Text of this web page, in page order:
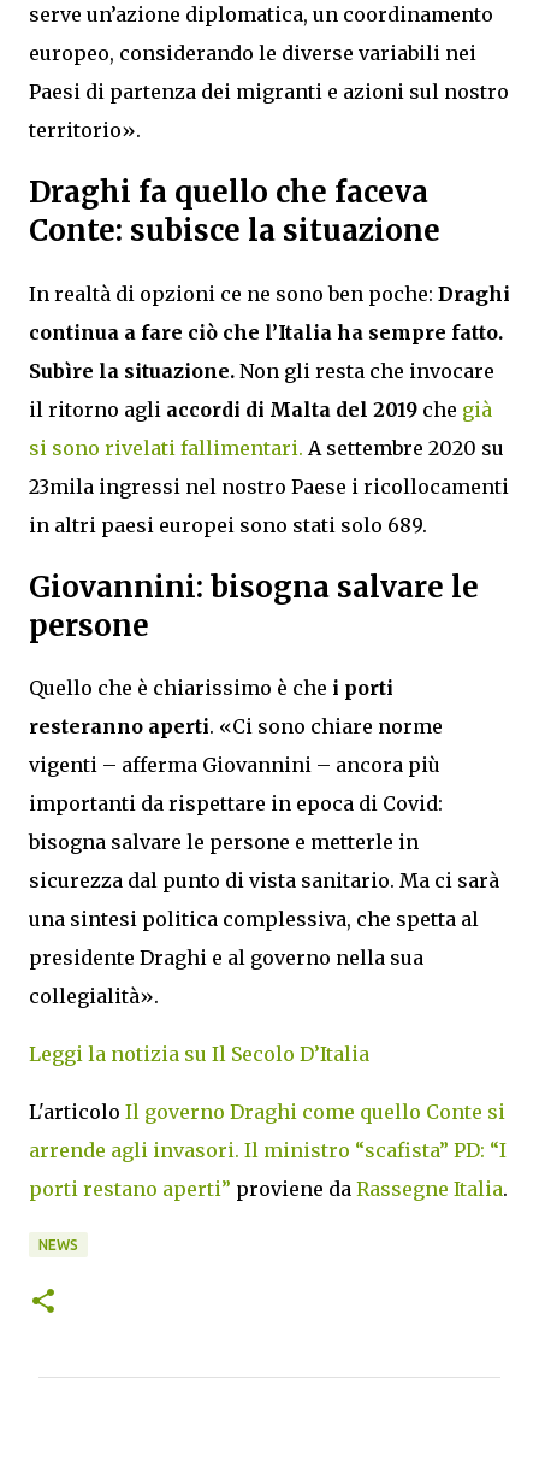
serve un’azione diplomatica, un coordinamento
europeo, considerando le diverse variabili nei
Paesi di partenza dei migranti e azioni sul nostro
territorio».
Draghi fa quello che faceva
Conte: subisce la situazione
In realtà di opzioni ce ne sono ben poche: Draghi
continua a fare ciò che l’Italia ha sempre fatto.
Subìre la situazione. Non gli resta che invocare
il ritorno agli accordi di Malta del 2019 che già
si sono rivelati fallimentari. A settembre 2020 su
23mila ingressi nel nostro Paese i ricollocamenti
in altri paesi europei sono stati solo 689.
Giovannini: bisogna salvare le
persone
Quello che è chiarissimo è che i porti
resteranno aperti. «Ci sono chiare norme
vigenti – afferma Giovannini – ancora più
importanti da rispettare in epoca di Covid:
bisogna salvare le persone e metterle in
sicurezza dal punto di vista sanitario. Ma ci sarà
una sintesi politica complessiva, che spetta al
presidente Draghi e al governo nella sua
collegialità».
Leggi la notizia su Il Secolo D’Italia
L'articolo Il governo Draghi come quello Conte si
arrende agli invasori. Il ministro “scafista” PD: “I
porti restano aperti” proviene da Rassegne Italia.
NEWS